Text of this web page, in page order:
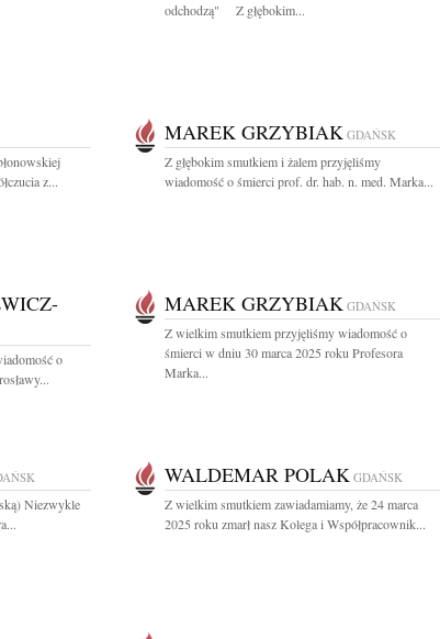
odchodzą" Z głębokim...
z...
MAREK GRZYBIAK GDAŃSK
Z głębokim smutkiem i żalem przyjęliśmy
wiadomość o śmierci prof. dr. hab. n. med. Marka...
o
MAREK GRZYBIAK GDAŃSK
Z wielkim smutkiem przyjęliśmy wiadomość o
śmierci w dniu 30 marca 2025 roku Profesora
Marka...
Niezwykle
WALDEMAR POLAK GDAŃSK
Z wielkim smutkiem zawiadamiamy, że 24 marca
2025 roku zmarł nasz Kolega i Współpracownik...